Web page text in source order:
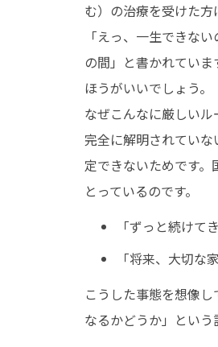
む）の治療を受けた方
「えっ、一生できな
の間」と書かれてい
ほうがいいでしょう。
なぜこんなに厳しい
完全に解明されてい
定できないためです
とっているのです。
「ずっと続けて
「将来、大切な
こうした事態を想像
なるかどうか」という